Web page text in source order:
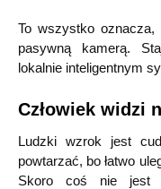
To wszystko
pasywną kamerą.
lokalnie inteligentnym
Człowiek widzi
Ludzki wzrok jest
powtarzać, bo łatwo
Skoro coś nie jest